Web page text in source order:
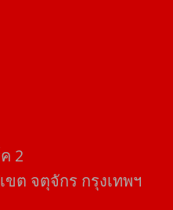
2
ต​ จตุจักร​ กรุงเทพฯ